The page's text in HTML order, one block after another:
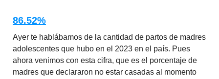
86.52%
Ayer te hablábamos de la cantidad de partos de madres
adolescentes que hubo en el 2023 en el país. Pues
ahora venimos con esta cifra, que es el porcentaje de
madres que declararon no estar casadas al momento